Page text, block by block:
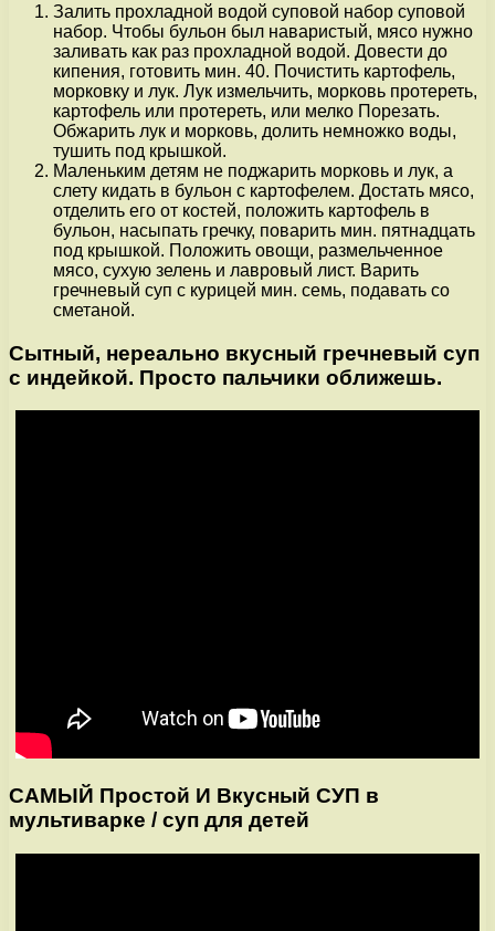
Залить прохладной водой суповой набор суповой
набор. Чтобы бульон был наваристый, мясо нужно
заливать как раз прохладной водой. Довести до
кипения, готовить мин. 40. Почистить картофель,
морковку и лук. Лук измельчить, морковь протереть,
картофель или протереть, или мелко Порезать.
Обжарить лук и морковь, долить немножко воды,
тушить под крышкой.
Маленьким детям не поджарить морковь и лук, а
слету кидать в бульон с картофелем. Достать мясо,
отделить его от костей, положить картофель в
бульон, насыпать гречку, поварить мин. пятнадцать
под крышкой. Положить овощи, размельченное
мясо, сухую зелень и лавровый лист. Варить
гречневый суп с курицей мин. семь, подавать со
сметаной.
Сытный, нереально вкусный гречневый суп
с индейкой. Просто пальчики оближешь.
САМЫЙ Простой И Вкусный СУП в
мультиварке / суп для детей